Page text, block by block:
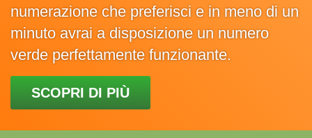
numerazione che preferisci e in meno di un
minuto avrai a disposizione un numero
verde perfettamente funzionante.
SCOPRI DI PIÙ